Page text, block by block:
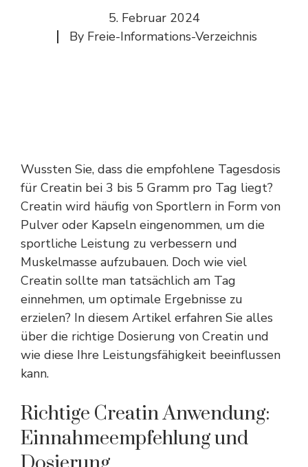
5. Februar 2024
By Freie-Informations-Verzeichnis
Wussten Sie, dass die empfohlene Tagesdosis
für Creatin bei 3 bis 5 Gramm pro Tag liegt?
Creatin wird häufig von Sportlern in Form von
Pulver oder Kapseln eingenommen, um die
sportliche Leistung zu verbessern und
Muskelmasse aufzubauen. Doch wie viel
Creatin sollte man tatsächlich am Tag
einnehmen, um optimale Ergebnisse zu
erzielen? In diesem Artikel erfahren Sie alles
über die richtige Dosierung von Creatin und
wie diese Ihre Leistungsfähigkeit beeinflussen
kann.
Richtige Creatin Anwendung:
Einnahmeempfehlung und